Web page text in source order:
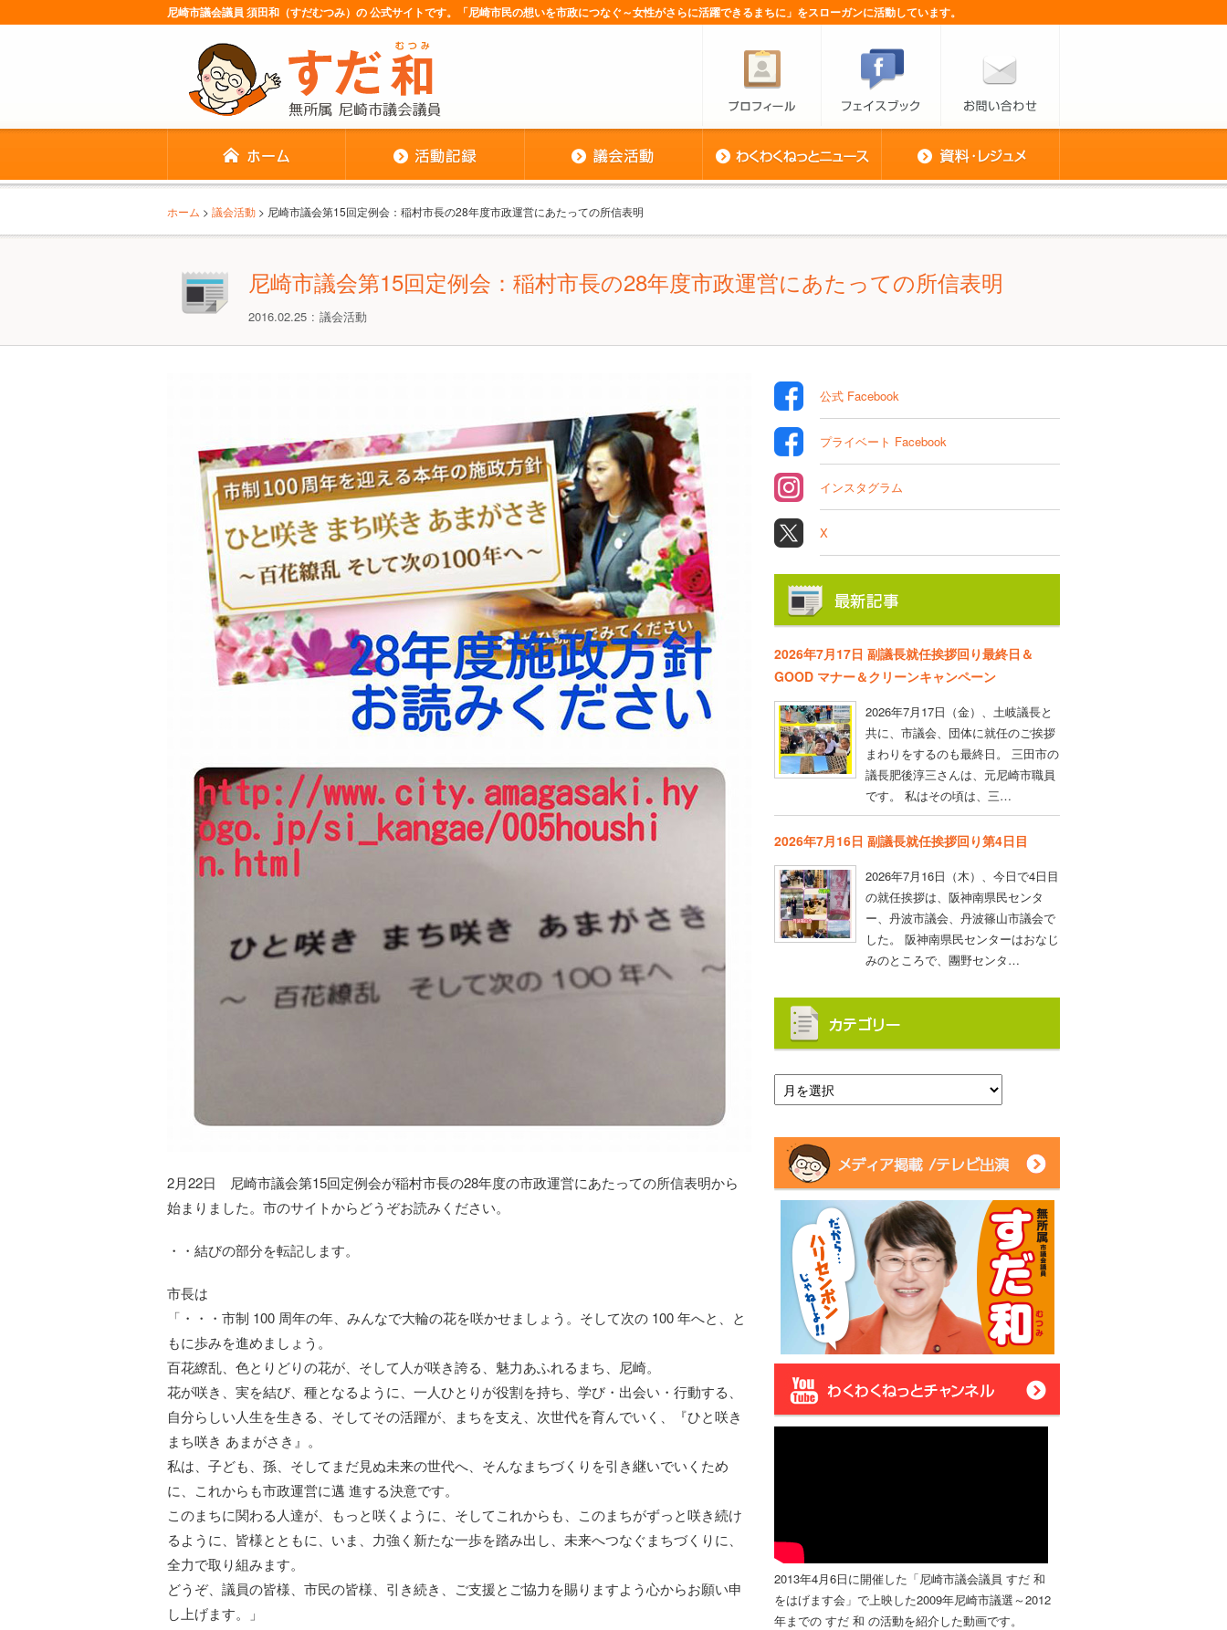
尼崎市議会議員 須田和（すだむつみ）の 公式サイトです。「尼崎市民の想いを市政につなぐ～女性がさらに活躍できるまちに」をスローガンに活動しています。
ホーム > 議会活動 > 尼崎市議会第15回定例会：稲村市長の28年度市政運営にあたっての所信表明
尼崎市議会第15回定例会：稲村市長の28年度市政運営にあたっての所信表明
2016.02.25 議会活動
2月22日 尼崎市議会第15回定例会が稲村市長の28年度の市政運営にあたっての所信表明から
始まりました。市のサイトからどうぞお読みください。
・・結びの部分を転記します。
市長は
「・・・市制 100 周年の年、みんなで大輪の花を咲かせましょう。そして次の 100 年へと、と
もに歩みを進めましょう。
百花繚乱、色とりどりの花が、そして人が咲き誇る、魅力あふれるまち、尼崎。
花が咲き、実を結び、種となるように、一人ひとりが役割を持ち、学び・出会い・行動する、
自分らしい人生を生きる、そしてその活躍が、まちを支え、次世代を育んでいく、『ひと咲き
まち咲き あまがさき』。
私は、子ども、孫、そしてまだ見ぬ未来の世代へ、そんなまちづくりを引き継いでいくため
に、これからも市政運営に邁 進する決意です。
このまちに関わる人達が、もっと咲くように、そしてこれからも、このまちがずっと咲き続け
るように、皆様とともに、いま、力強く新たな一歩を踏み出し、未来へつなぐまちづくりに、
全力で取り組みます。
どうぞ、議員の皆様、市民の皆様、引き続き、ご支援とご協力を賜りますよう心からお願い申
し上げます。」
公式 Facebook
プライベート Facebook
インスタグラム
X
2026年7月17日 副議長就任挨拶回り最終日＆
GOOD マナー＆クリーンキャンペーン
2026年7月17日（金）、土岐議長と
共に、市議会、団体に就任のご挨拶
まわりをするのも最終日。 三田市の
議長肥後淳三さんは、元尼崎市職員
です。 私はその頃は、三…
2026年7月16日 副議長就任挨拶回り第4日目
2026年7月16日（木）、今日で4日目
の就任挨拶は、阪神南県民センタ
ー、丹波市議会、丹波篠山市議会で
した。 阪神南県民センターはおなじ
みのところで、團野センタ…
2013年4月6日に開催した「尼崎市議会議員 すだ 和
をはげます会」で上映した2009年尼崎市議選～2012
年までの すだ 和 の活動を紹介した動画です。